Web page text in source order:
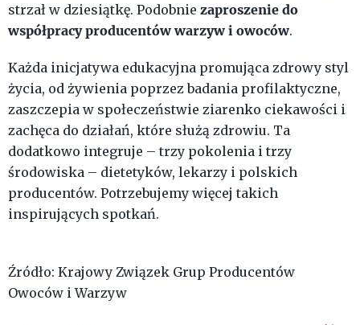
strzał w dziesiątkę. Podobnie zaproszenie do
współpracy producentów warzyw i owoców.
Każda inicjatywa edukacyjna promująca zdrowy styl
życia, od żywienia poprzez badania profilaktyczne,
zaszczepia w społeczeństwie ziarenko ciekawości i
zachęca do działań, które służą zdrowiu. Ta
dodatkowo integruje – trzy pokolenia i trzy
środowiska – dietetyków, lekarzy i polskich
producentów. Potrzebujemy więcej takich
inspirujących spotkań.
Źródło: Krajowy Związek Grup Producentów
Owoców i Warzyw